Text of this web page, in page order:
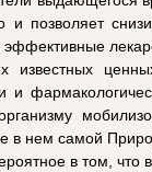
и позволяет
эффективные
известных
и
в нем самой
в том, что